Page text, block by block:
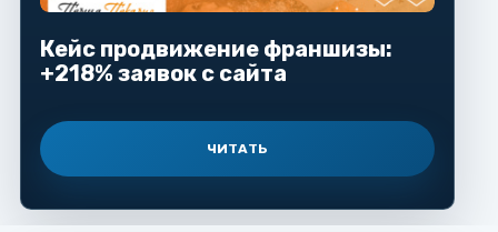
Кейс продвижение франшизы:
+218% заявок с сайта
ЧИТАТЬ